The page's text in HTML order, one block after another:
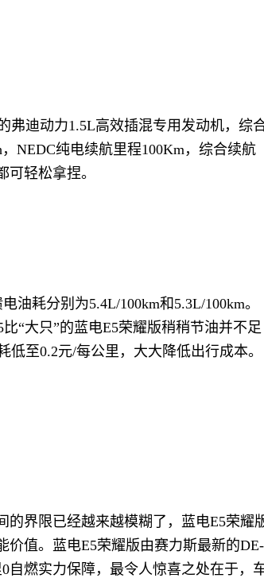
弗迪动力1.5L高效插混专用发动机，综
NEDC纯电续航里程100Km，综合续航
轻松拿捏。
油耗分别为5.4L/100km和5.3L/100km。
“大只”的蓝电E5荣耀版稍稍节油并不足
至0.2元/每公里，大大降低出行成本。
的界限已经越来越模糊了，蓝电E5荣耀
价值。蓝电E5荣耀版由赛力斯最新的
自燃实力保障，最令人惊喜之处在于，